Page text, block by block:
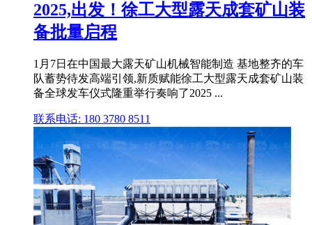
2025,出发！徐工大型露天成套矿山装
备批量启程
1月7日在中国最大露天矿山机械智能制造 基地整齐的车
队蓄势待发高端引领,新质赋能徐工大型露天成套矿山装
备全球发车仪式隆重举行奏响了2025 ...
联系电话: 180 3780 8511